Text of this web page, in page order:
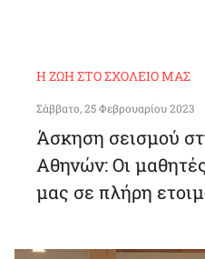
Η ΖΩΉ ΣΤΟ ΣΧΟΛΕΊΟ ΜΑΣ
Σάββατο, 25 Φεβρουαρίου 2023
Άσκηση σεισμού
Αθηνών: Οι
μας σε πλήρη